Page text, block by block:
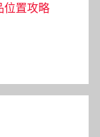
位置攻略